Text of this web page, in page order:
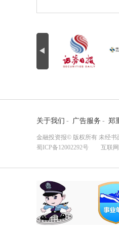
关于我们 - 广告服务 - 郑
金融投资报© 版权所有 未经书
蜀ICP备12002292号 互联网